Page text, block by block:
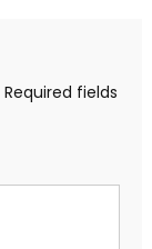
Required fields